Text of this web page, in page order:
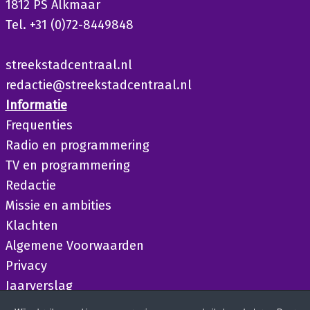
1812 PS Alkmaar
Tel. +31 (0)72-8449848
streekstadcentraal.nl
redactie@streekstadcentraal.nl
Informatie
Frequenties
Radio en programmering
TV en programmering
Redactie
Missie en ambities
Klachten
Algemene Voorwaarden
Privacy
Jaarverslag